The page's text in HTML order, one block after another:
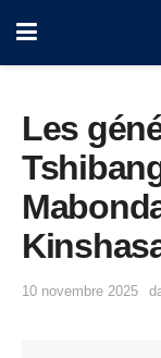
Les
10 novembre 2025